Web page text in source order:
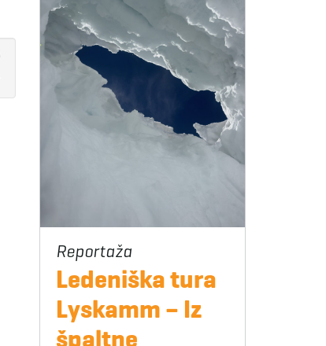
Ledeniška tura
Lyskamm – Iz
špaltne